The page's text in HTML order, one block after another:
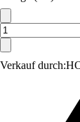
Verkauf durch: